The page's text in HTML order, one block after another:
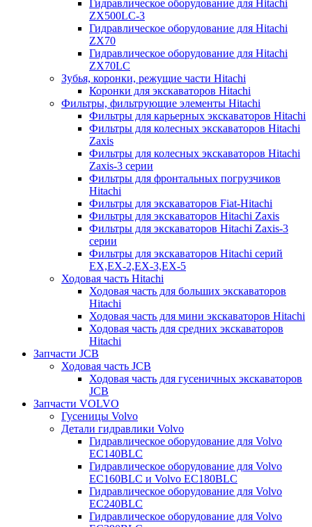
Гидравлическое оборудование для Hitachi
ZX500LC-3
Гидравлическое оборудование для Hitachi
ZX70
Гидравлическое оборудование для Hitachi
ZX70LC
Зубья, коронки, режущие части Hitachi
Коронки для экскаваторов Hitachi
Фильтры, фильтрующие элементы Hitachi
Фильтры для карьерных экскаваторов Hitachi
Фильтры для колесных экскаваторов Hitachi
Zaxis
Фильтры для колесных экскаваторов Hitachi
Zaxis-3 серии
Фильтры для фронтальных погрузчиков
Hitachi
Фильтры для экскаваторов Fiat-Hitachi
Фильтры для экскаваторов Hitachi Zaxis
Фильтры для экскаваторов Hitachi Zaxis-3
серии
Фильтры для экскаваторов Hitachi серий
EX,EX-2,EX-3,EX-5
Ходовая часть Hitachi
Ходовая часть для больших экскаваторов
Hitachi
Ходовая часть для мини экскаваторов Hitachi
Ходовая часть для средних экскаваторов
Hitachi
Запчасти JCB
Ходовая часть JCB
Ходовая часть для гусеничных экскаваторов
JCB
Запчасти VOLVO
Гусеницы Volvo
Детали гидравлики Volvo
Гидравлическое оборудование для Volvo
EC140BLC
Гидравлическое оборудование для Volvo
EC160BLC и Volvo EC180BLC
Гидравлическое оборудование для Volvo
EC240BLC
Гидравлическое оборудование для Volvo